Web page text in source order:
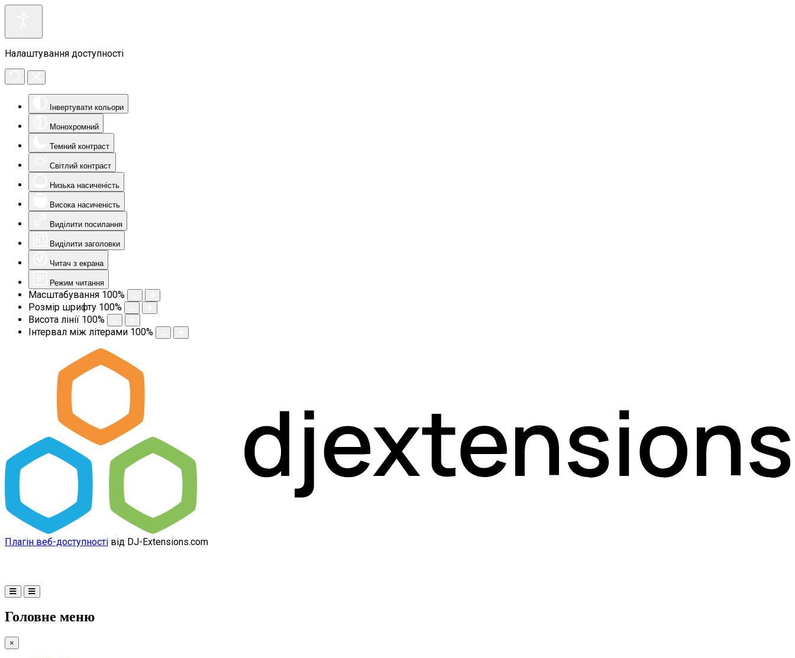
Налаштування доступності
Інвертувати кольори
Монохромний
Темний контраст
Світлий контраст
Низька насиченість
Висока насиченість
Виділити посилання
Виділити заголовки
Читач з екрана
Режим читання
Масштабування 100%
Розмір шрифту 100%
Висота лінії 100%
Інтервал між літерами 100%
Плагін веб-доступності від DJ-Extensions.com
Головне меню
×